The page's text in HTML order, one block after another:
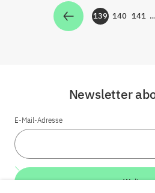
Zur Seite
139 Zur Seite
140 Zur
141 …
Newsletter
E-Mail-Adresse
Weiter